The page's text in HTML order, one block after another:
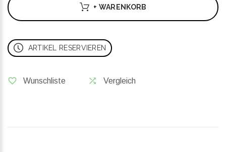
+ WARENKORB
ARTIKEL RESERVIEREN
Wunschliste Vergleich